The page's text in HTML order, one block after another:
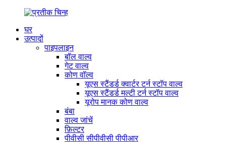
घर
उत्पादों
पाइपलाइन
बॉल वाल्व
गेट वाल्व
कोण वॉल्व
यूएस स्टैंडर्ड क्वार्टर टर्न स्टॉप वाल्व
यूएस स्टैंडर्ड मल्टी टर्न स्टॉप वाल्व
यूरोप मानक कोण वाल्व
बंबा
वाल्व जांचें
फ़िल्टर
पीवीसी सीपीवीसी पीपीआर